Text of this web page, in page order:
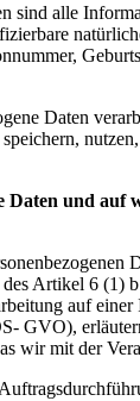
sind alle
Daten
und auf
Artikel 6 (1)
auf einer
GVO),
wir mit der